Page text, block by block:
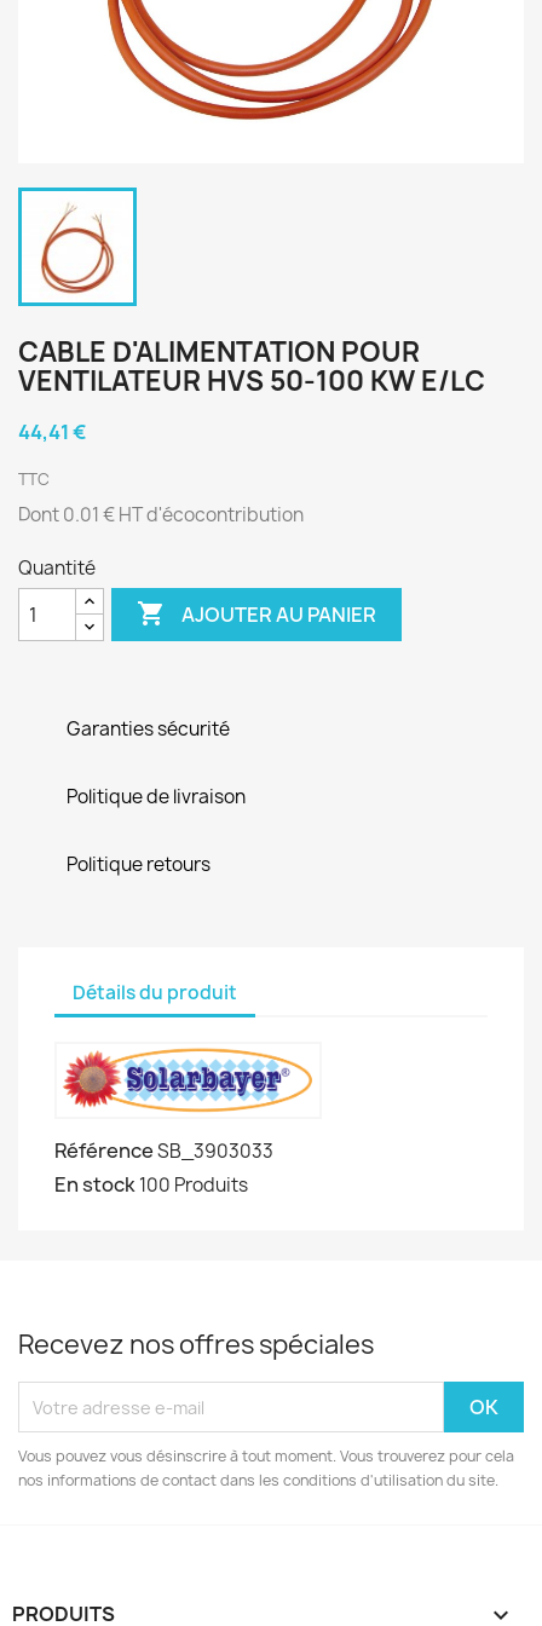
CABLE D'ALIMENTATION POUR
VENTILATEUR HVS 50-100 KW E/LC
44,41 €
TTC
Dont 0.01 € HT d'écocontribution
Quantité
 AJOUTER AU PANIER
Garanties sécurité
Politique de livraison
Politique retours
Détails du produit
RéférenceSB_3903033
En stock100 Produits
Recevez nos offres spéciales
Vous pouvez vous désinscrire à tout moment. Vous trouverez pour cela
nos informations de contact dans les conditions d'utilisation du site.
PRODUITS 